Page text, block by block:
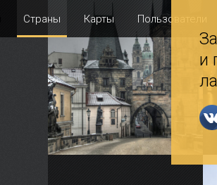
Страны Карты Пользователи
и